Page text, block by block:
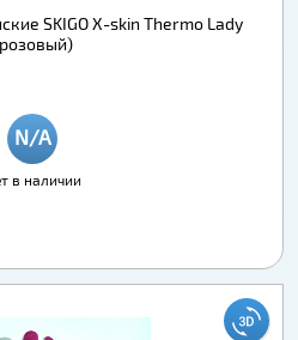
SKIGO X-skin Thermo Lady
в наличии